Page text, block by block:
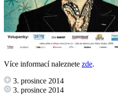
Více informací naleznete zde.
3. prosince 2014
3. prosince 2014